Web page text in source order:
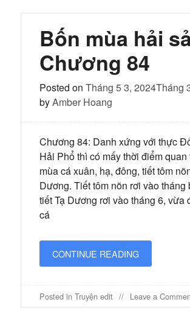
Bốn mùa hải
Chương 84
Posted on Tháng 5 3, 2024Tháng
byAmber Hoang
Chương 84: Danh xứng với thực
Hải Phổ thì có mấy thời điểm quan
mùa cá xuân, hạ, đông, tiết tôm
Dương. Tiết tôm nõn rơi vào tháng
tiết Tạ Dương rơi vào tháng 6, vừa
cá
CONTINUE READING
Posted in Truyện edit Leave a